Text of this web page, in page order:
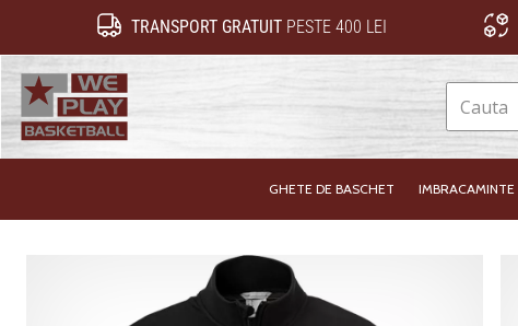
TRANSPORT GRATUITPESTE 400 LEI
GHETE DE BASCHET IMBRACAMINTE